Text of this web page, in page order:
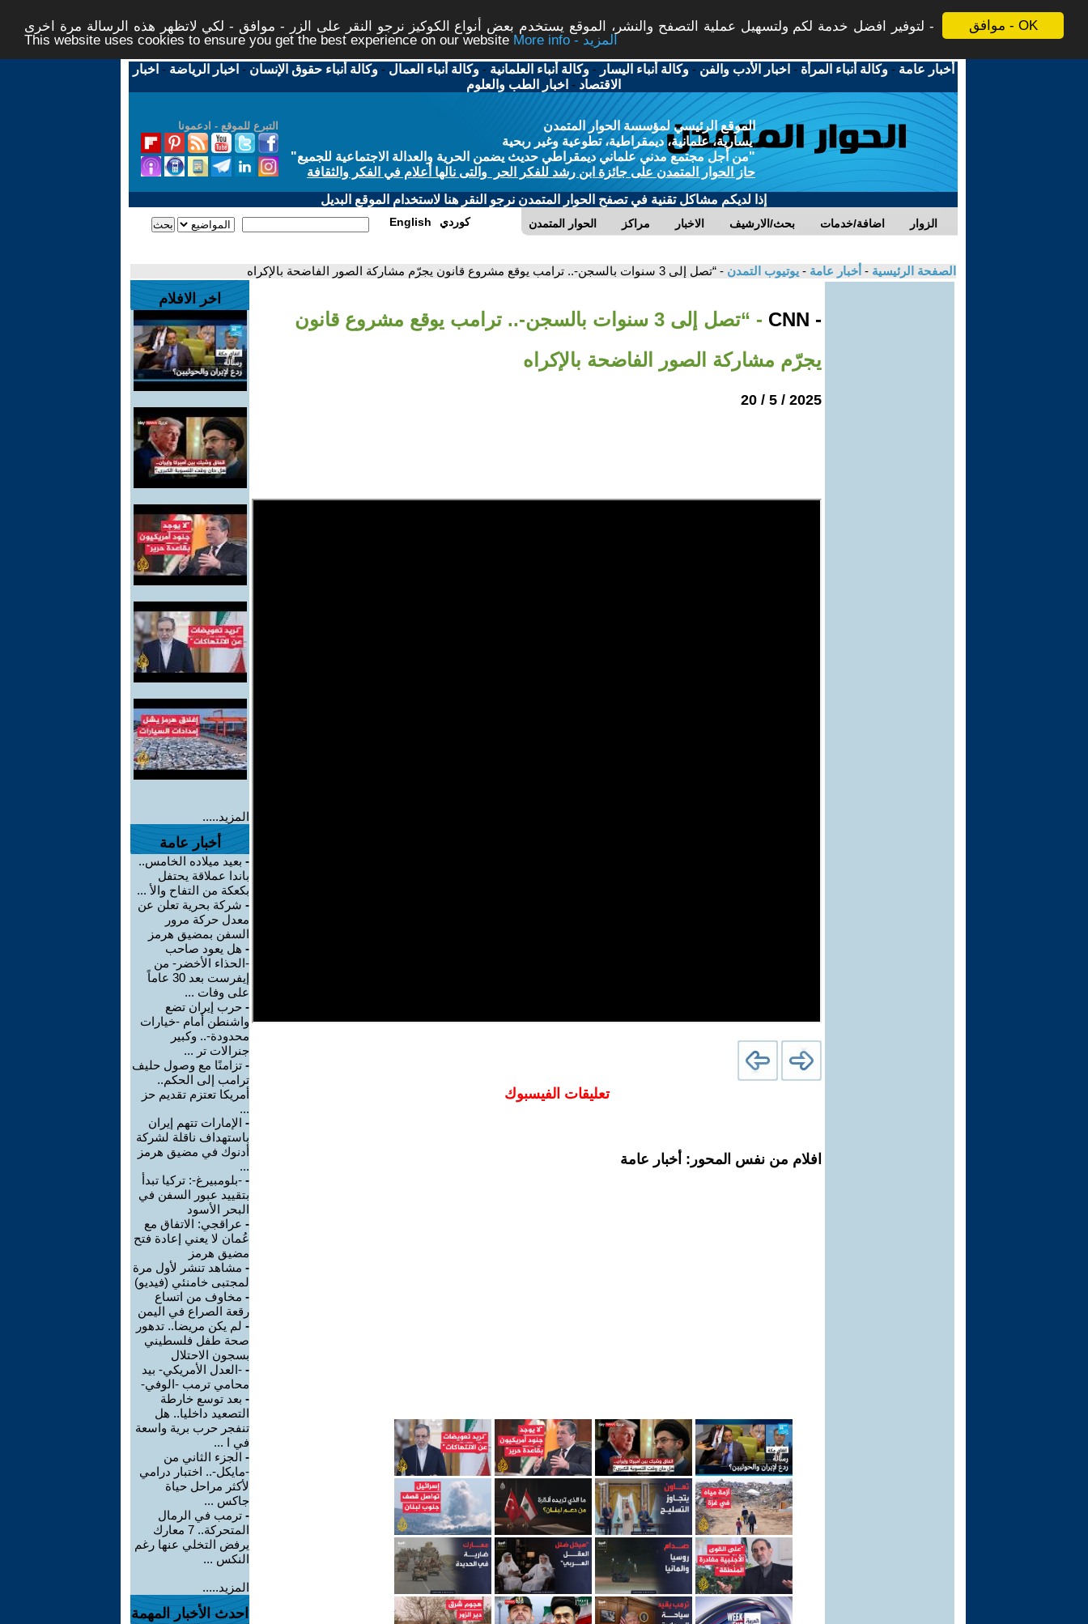
موافق - OK
لتوفير افضل خدمة لكم ولتسهيل عملية التصفح والنشر، الموقع يستخدم بعض أنواع الكوكيز نرجو النقر على الزر - موافق - لكي لاتظهر هذه الرسالة مرة اخرى -
This website uses cookies to ensure you get the best experience on our website
More info - المزيد
أخبار عامة -وكالة أنباء المرأة - اخبار الأدب والفن -وكالة أنباء اليسار -وكالة أنباء العلمانية -وكالة أنباء العمال -وكالة أنباء حقوق الإنسان - اخبار الرياضة - اخبار
الاقتصاد - اخبار الطب والعلوم
التبرع للموقع - ادعمونا
الموقع الرئيسي لمؤسسة الحوار المتمدن
يسارية، علمانية، ديمقراطية، تطوعية وغير ربحية
"من أجل مجتمع مدني علماني ديمقراطي حديث يضمن الحرية والعدالة الاجتماعية للجميع"
حاز الحوار المتمدن على جائزة ابن رشد للفكر الحر والتى نالها أعلام في الفكر والثقافة
إذا لديكم مشاكل تقنية في تصفح الحوار المتمدن نرجو النقر هنا لاستخدام الموقع البديل
الحوار المتمدن مراكز الاخبار بحث/الارشيف اضافة/خدمات الزوار English كوردي
الصفحة الرئيسية - أخبار عامة - يوتيوب التمدن - “تصل إلى 3 سنوات بالسجن-.. ترامب يوقع مشروع قانون يجرّم مشاركة الصور الفاضحة بالإكراه
- CNN
- “تصل إلى 3 سنوات بالسجن-.. ترامب يوقع مشروع قانون
يجرّم مشاركة الصور الفاضحة بالإكراه
2025 / 5 / 20
تعليقات الفيسبوك
افلام من نفس المحور: أخبار عامة
اخر الافلام
المزيد.....
أخبار عامة
- بعيد ميلاده الخامس..
باندا عملاقة يحتفل
بكعكة من التفاح والأ ...
- شركة بحرية تعلن عن
معدل حركة مرور
السفن بمضيق هرمز
- هل يعود صاحب
-الحذاء الأخضر- من
إيفرست بعد 30 عاماً
على وفات ...
- حرب إيران تضع
واشنطن أمام -خيارات
محدودة-.. وكبير
جنرالات تر ...
- تزامنًا مع وصول حليف
ترامب إلى الحكم..
أمريكا تعتزم تقديم حز
...
- الإمارات تتهم إيران
باستهداف ناقلة لشركة
أدنوك في مضيق هرمز
...
- -بلومبيرغ-: تركيا تبدأ
بتقييد عبور السفن في
البحر الأسود
- عراقجي: الاتفاق مع
عُمان لا يعني إعادة فتح
مضيق هرمز
- مشاهد تنشر لأول مرة
لمجتبى خامنئي (فيديو)
- مخاوف من اتساع
رقعة الصراع في اليمن
- لم يكن مريضا.. تدهور
صحة طفل فلسطيني
بسجون الاحتلال
- -العدل الأمريكي- بيد
محامي ترمب -الوفي-
- بعد توسع خارطة
التصعيد داخليا.. هل
تنفجر حرب برية واسعة
في ا ...
- الجزء الثاني من
-مايكل-.. اختبار درامي
لأكثر مراحل حياة
جاكس ...
- ترمب في الرمال
المتحركة.. 7 معارك
يرفض التخلي عنها رغم
النكس ...
المزيد.....
احدث الأخبار المهمة